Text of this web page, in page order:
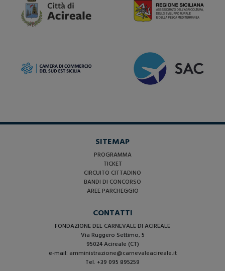
SITEMAP
PROGRAMMA
TICKET
CIRCUITO CITTADINO
BANDI DI CONCORSO
AREE PARCHEGGIO
CONTATTI
FONDAZIONE DEL CARNEVALE DI ACIREALE
Via Ruggero Settimo, 5
95024 Acireale (CT)
e-mail: amministrazione@carnevaleacireale.it
Tel. +39 095 895259